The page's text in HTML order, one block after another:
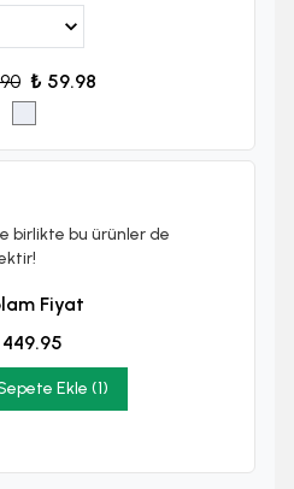
₺ 59.98
birlikte bu ürünler de
Fiyat
Ekle (1)